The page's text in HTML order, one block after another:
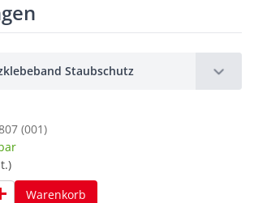
Staubschutz
(001)
Warenkorb